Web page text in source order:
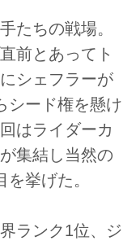
たちの戦場。
前とあってト
シェフラーが
シード権を懸け
はライダーカ
集結し当然の
挙げた。
ランク1位、ジ